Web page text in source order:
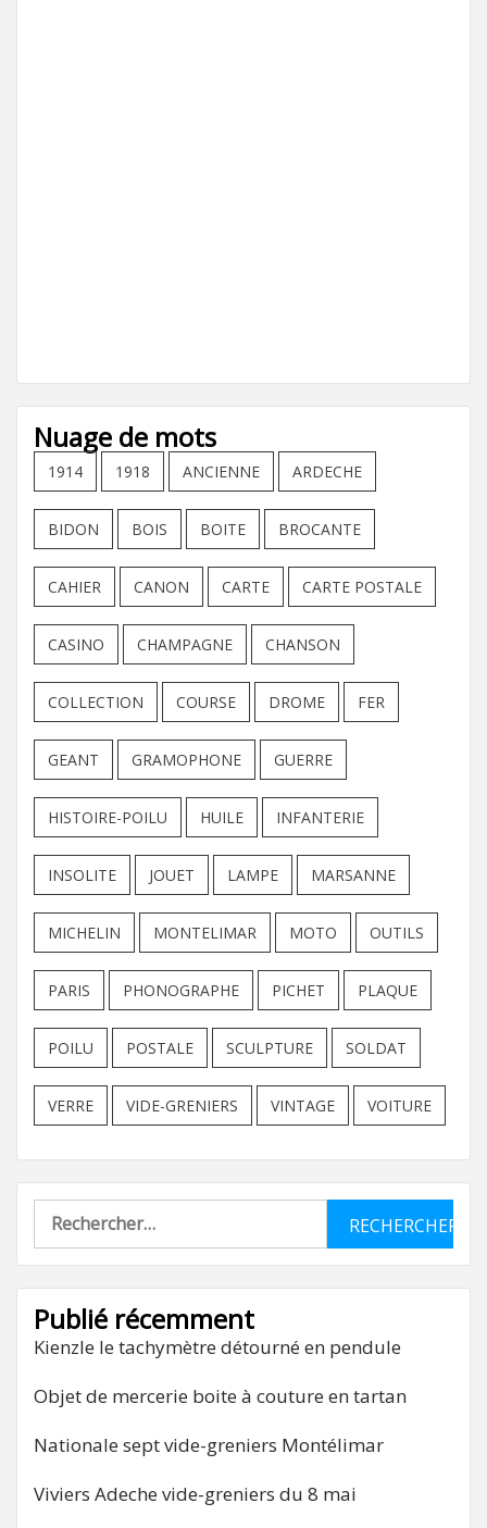
Nuage de mots
1914 1918 ANCIENNE ARDECHE
BIDON BOIS BOITE BROCANTE
CAHIER CANON CARTE CARTE POSTALE
CASINO CHAMPAGNE CHANSON
COLLECTION COURSE DROME FER
GEANT GRAMOPHONE GUERRE
HISTOIRE-POILU HUILE INFANTERIE
INSOLITE JOUET LAMPE MARSANNE
MICHELIN MONTELIMAR MOTO OUTILS
PARIS PHONOGRAPHE PICHET PLAQUE
POILU POSTALE SCULPTURE SOLDAT
VERRE VIDE-GRENIERS VINTAGE VOITURE
Rechercher :
Publié récemment
Kienzle le tachymètre détourné en pendule
Objet de mercerie boite à couture en tartan
Nationale sept vide-greniers Montélimar
Viviers Adeche vide-greniers du 8 mai